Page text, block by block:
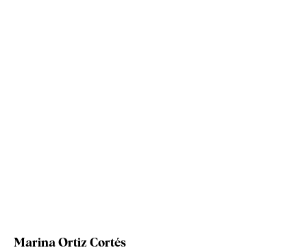
Marina Ortiz Cortés